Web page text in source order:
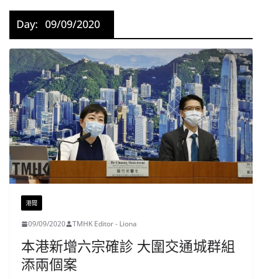
Day: 09/09/2020
港聞
09/09/2020 TMHK Editor - Liona
本港新增六宗確診 大圍交通城群組
添兩個案